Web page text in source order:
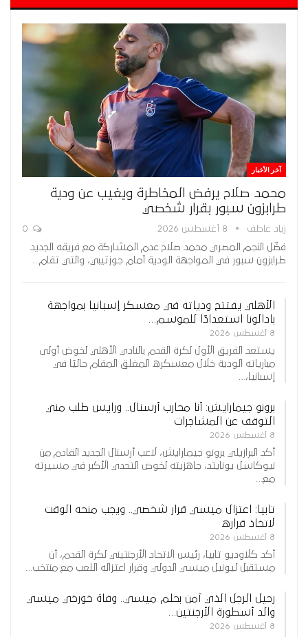
آخر الأخبار
محمد صلاح يرفض المخاطرة ويغيب عن ودية
طرابزون سبور بقرار شخصي
زياد عاطف 8 أغسطس 2026
فضّل النجم المصري محمد صلاح عدم المشاركة مع فريقه الجديد
طرابزون سبور في المواجهة الودية أمام جوزتيبي، والتي تقام…
الأهلي يفتتح ودياته في معسكر إسبانيا بمواجهة
بادالونا استعدادًا للموسم…
8 أغسطس 2026
يستعد الفريق الأول لكرة القدم بالنادي الأهلي لخوض أولى
مبارياته الودية خلال معسكره المغلق المقام حاليًا في
إسبانيا،…
برونو جيمارايش: أنا محارب أرسنال.. ورايس طلب مني
التوقف عن المشاجرات
8 أغسطس 2026
أكد البرازيلي برونو جيمارايش، لاعب أرسنال الجديد القادم من
نيوكاسل يونايتد، جاهزيته لخوض التحدي الأكبر في مسيرته
مع…
تابيا: اعتزال ميسي قرار شخصي.. ويجب منحه الوقت
لاتخاذ قراره
8 أغسطس 2026
أكد كلاوديو تابيا، رئيس الاتحاد الأرجنتيني لكرة القدم، أن
مستقبل ليونيل ميسي الدولي وقرار اعتزاله اللعب مع منتخب…
رحيل الرجل الذي آمن بحلم ميسي.. وفاة خورخي ميسي
والد أسطورة الأرجنتين…
8 أغسطس 2026